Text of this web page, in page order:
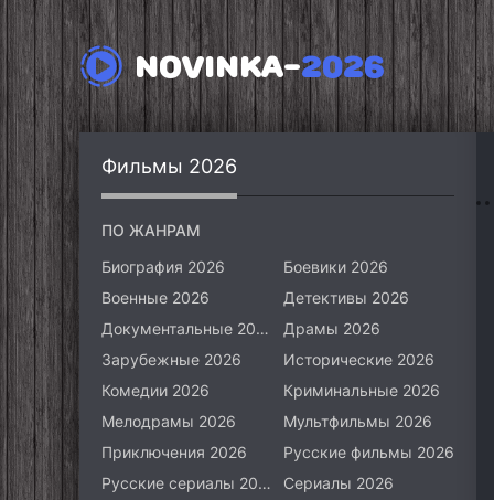
NOVINKA-2026
Фильмы 2026
ПО ЖАНРАМ
Биография 2026
Боевики 2026
Военные 2026
Детективы 2026
Документальные 2026
Драмы 2026
Зарубежные 2026
Исторические 2026
Комедии 2026
Криминальные 2026
Мелодрамы 2026
Мультфильмы 2026
Приключения 2026
Русские фильмы 2026
Русские сериалы 2026
Сериалы 2026